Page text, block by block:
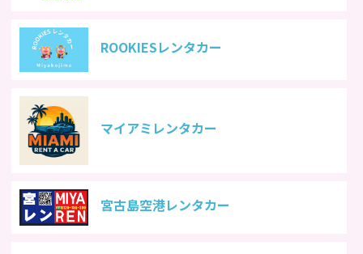
ROOKIESレンタカー
マイアミレンタカー
宮古島空港レンタカー